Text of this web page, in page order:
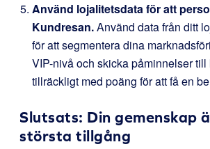
Använd lojalitetsdata för att
Kundresan.Använd data från ditt
för att segmentera dina
VIP-nivå och skicka påminnelser
tillräckligt med poäng för att få en
Slutsats: Din gemenskap
största tillgång